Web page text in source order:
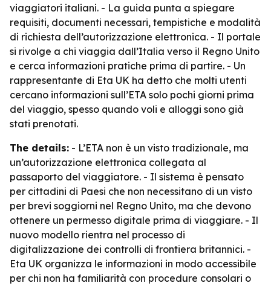
viaggiatori italiani. - La guida punta a spiegare
requisiti, documenti necessari, tempistiche e modalità
di richiesta dell’autorizzazione elettronica. - Il portale
si rivolge a chi viaggia dall’Italia verso il Regno Unito
e cerca informazioni pratiche prima di partire. - Un
rappresentante di Eta UK ha detto che molti utenti
cercano informazioni sull’ETA solo pochi giorni prima
del viaggio, spesso quando voli e alloggi sono già
stati prenotati.
The details: - L’ETA non è un visto tradizionale, ma
un’autorizzazione elettronica collegata al
passaporto del viaggiatore. - Il sistema è pensato
per cittadini di Paesi che non necessitano di un visto
per brevi soggiorni nel Regno Unito, ma che devono
ottenere un permesso digitale prima di viaggiare. - Il
nuovo modello rientra nel processo di
digitalizzazione dei controlli di frontiera britannici. -
Eta UK organizza le informazioni in modo accessibile
per chi non ha familiarità con procedure consolari o